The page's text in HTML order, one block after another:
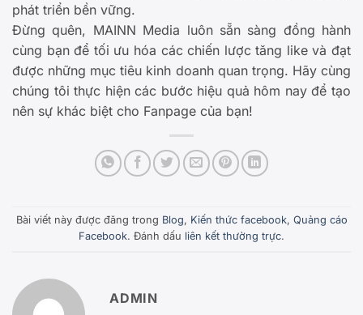
phát triển bền vững.
Đừng quên, MAINN Media luôn sẵn sàng đồng hành
cùng bạn để tối ưu hóa các chiến lược tăng like và đạt
được những mục tiêu kinh doanh quan trọng. Hãy cùng
chúng tôi thực hiện các bước hiệu quả hôm nay để tạo
nên sự khác biệt cho Fanpage của bạn!
Bài viết này được đăng trong Blog, Kiến thức facebook, Quảng cáo
Facebook. Đánh dấu liên kết thường trực.
ADMIN